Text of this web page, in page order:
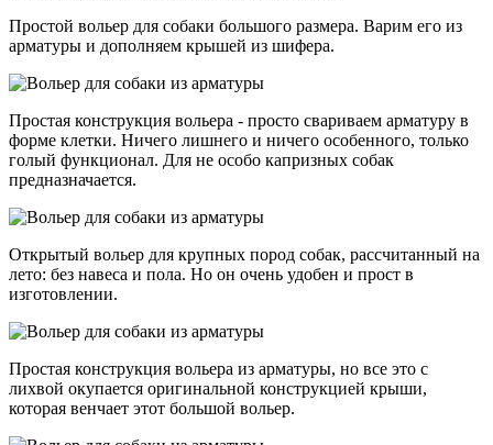
Простой вольер для собаки большого размера. Варим его из
арматуры и дополняем крышей из шифера.
Простая конструкция вольера - просто свариваем арматуру в
форме клетки. Ничего лишнего и ничего особенного, только
голый функционал. Для не особо капризных собак
предназначается.
Открытый вольер для крупных пород собак, рассчитанный на
лето: без навеса и пола. Но он очень удобен и прост в
изготовлении.
Простая конструкция вольера из арматуры, но все это с
лихвой окупается оригинальной конструкцией крыши,
которая венчает этот большой вольер.